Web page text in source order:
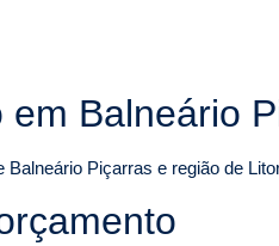
em Balneário
Balneário Piçarras e região de